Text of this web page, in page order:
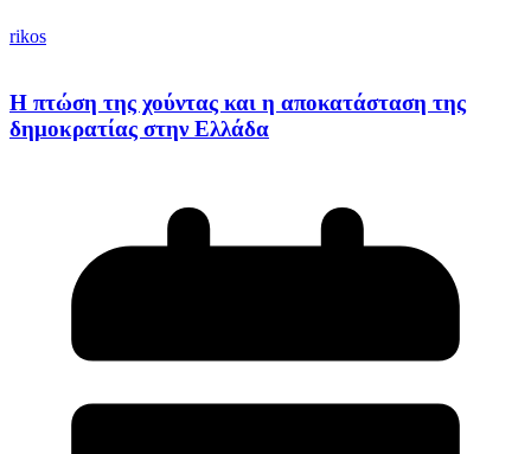
rikos
Η πτώση της χούντας και η αποκατάσταση της
δημοκρατίας στην Ελλάδα